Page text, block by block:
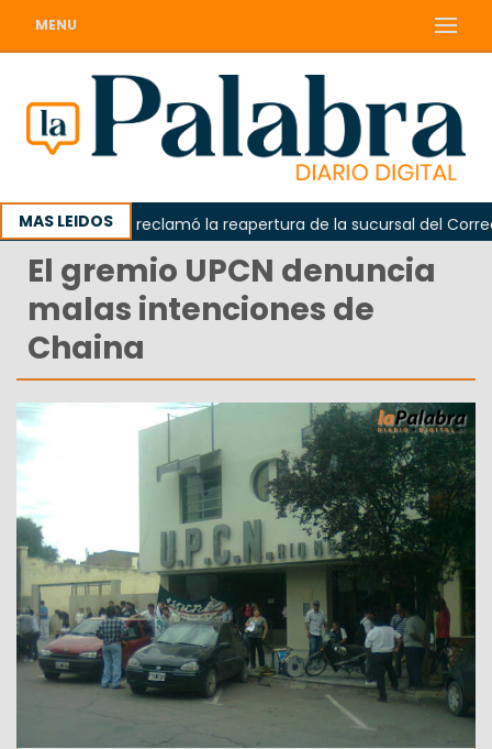
MENU
MAS LEIDOS
Odarda reclamó la reapertura de la sucursal del Correo
El gremio UPCN denuncia
malas intenciones de
Chaina